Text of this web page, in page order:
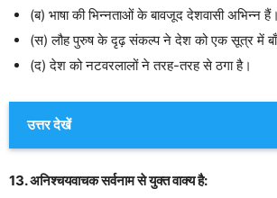
(ब) भाषा की भिन्नताओं के बावजूद देशवासी अभिन्न हैं।
(स) लौह पुरुष के दृढ़ संकल्प ने देश को एक सूत्र में
(द) देश को नटवरलालों ने तरह-तरह से ठगा है।
उत्तर देखें
13. अनिश्चयवाचक सर्वनाम से युक्त वाक्य है: